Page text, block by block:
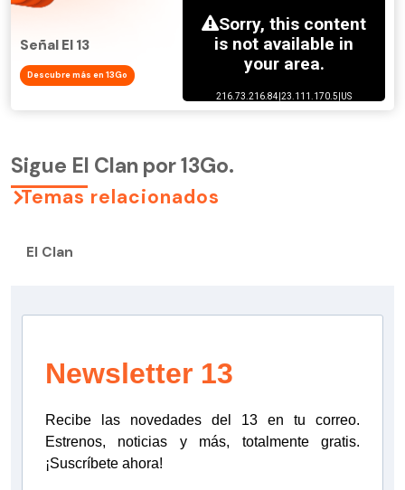
Señal El 13
Descubre más en 13Go
Sigue El Clan por 13Go.
Temas relacionados
El Clan
Newsletter 13
Recibe las novedades del 13 en tu correo.
Estrenos, noticias y más, totalmente gratis.
¡Suscríbete ahora!